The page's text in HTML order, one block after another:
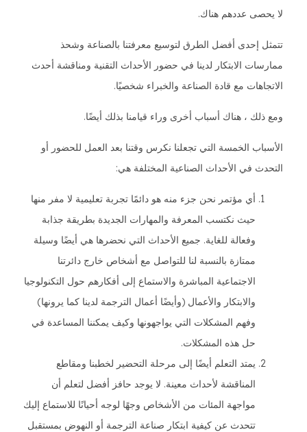
لا يحصى عددهم هناك.
تتمثل إحدى أفضل الطرق لتوسيع معرفتنا بالصناعة وشحذ
ممارسات الابتكار لدينا في حضور الأحداث التقنية ومناقشة أحدث
الاتجاهات مع قادة الصناعة والخبراء شخصيًا.
ومع ذلك ، هناك أسباب أخرى وراء قيامنا بذلك أيضًا.
الأسباب الخمسة التي تجعلنا نكرس وقتنا بعد العمل للحضور أو
التحدث في الأحداث الصناعية المختلفة هي:
أي مؤتمر نحن جزء منه هو دائمًا تجربة تعليمية لا مفر منها
حيث نكتسب المعرفة والمهارات الجديدة بطريقة جذابة
وفعالة للغاية. جميع الأحداث التي نحضرها هي أيضًا وسيلة
ممتازة بالنسبة لنا للتواصل مع أشخاص خارج دائرتنا
الاجتماعية المباشرة والاستماع إلى أفكارهم حول التكنولوجيا
والابتكار والأعمال (وأيضًا أعمال الترجمة لدينا كما يرونها)
وفهم المشكلات التي يواجهونها وكيف يمكننا المساعدة في
حل هذه المشكلات.
يمتد التعلم أيضًا إلى مرحلة التحضير لخطبنا ومقاطع
المناقشة لأحداث معينة. لا يوجد حافز أفضل لتعلم أن
مواجهة المئات من الأشخاص وجهًا لوجه أحيانًا للاستماع إليك
تتحدث عن كيفية ابتكار صناعة الترجمة أو النهوض بمستقبل